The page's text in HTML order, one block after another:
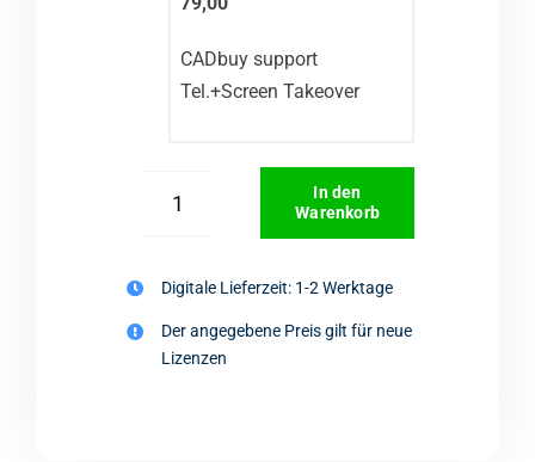
CADbuy support
Tel.+Screen Takeover
BricsCAD
Menge
In den
Warenkorb
Digitale Lieferzeit: 1-2 Werktage
Der angegebene Preis gilt für neue
Lizenzen